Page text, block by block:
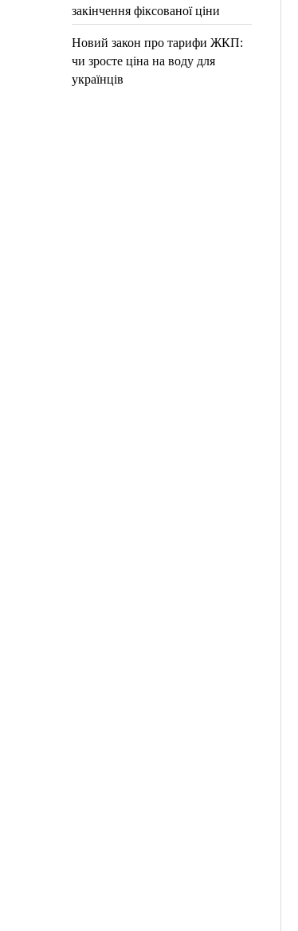
закінчення фіксованої ціни
Новий закон про тарифи ЖКП:
чи зросте ціна на воду для
українців